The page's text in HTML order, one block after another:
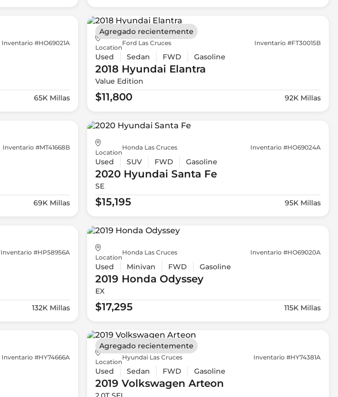
Inventario #HO69021A
65K Millas
Location
Ford Las Cruces Inventario #FT30015B
Used Sedan FWD Gasoline
2018 Hyundai Elantra
Value Edition
$11,800 92K Millas
Agregado recientemente
Inventario #MT41668B
69K Millas
Location
Honda Las Cruces Inventario #HO69024A
Used SUV FWD Gasoline
2020 Hyundai Santa Fe
SE
$15,195 95K Millas
Inventario #HP58956A
132K Millas
Location
Honda Las Cruces Inventario #HO69020A
Used Minivan FWD Gasoline
2019 Honda Odyssey
EX
$17,295 115K Millas
Inventario #HY74666A
Location
Hyundai Las Cruces Inventario #HY74381A
Used Sedan FWD Gasoline
2019 Volkswagen Arteon
Agregado recientemente